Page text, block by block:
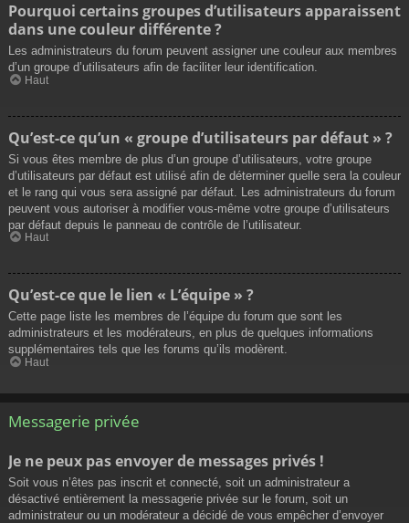
Pourquoi certains groupes d’utilisateurs apparaissent
dans une couleur différente ?
Les administrateurs du forum peuvent assigner une couleur aux membres
d’un groupe d’utilisateurs afin de faciliter leur identification.
Haut
Qu’est-ce qu’un « groupe d’utilisateurs par défaut » ?
Si vous êtes membre de plus d’un groupe d’utilisateurs, votre groupe
d’utilisateurs par défaut est utilisé afin de déterminer quelle sera la couleur
et le rang qui vous sera assigné par défaut. Les administrateurs du forum
peuvent vous autoriser à modifier vous-même votre groupe d’utilisateurs
par défaut depuis le panneau de contrôle de l’utilisateur.
Haut
Qu’est-ce que le lien « L’équipe » ?
Cette page liste les membres de l’équipe du forum que sont les
administrateurs et les modérateurs, en plus de quelques informations
supplémentaires tels que les forums qu’ils modèrent.
Haut
Messagerie privée
Je ne peux pas envoyer de messages privés !
Soit vous n’êtes pas inscrit et connecté, soit un administrateur a
désactivé entièrement la messagerie privée sur le forum, soit un
administrateur ou un modérateur a décidé de vous empêcher d’envoyer